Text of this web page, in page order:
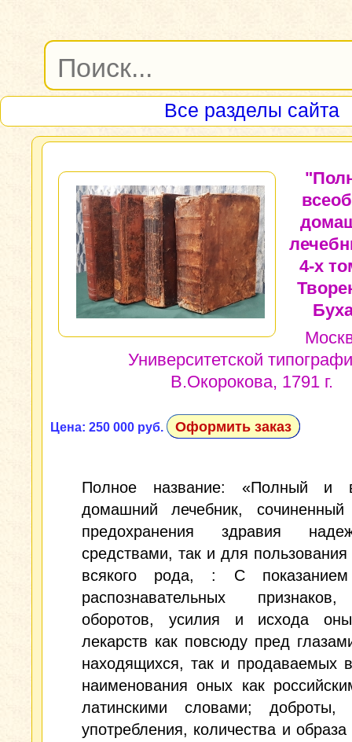
Все разделы сайта
4-х
Университетской
В.Окорокова, 1791 г.
Цена: 250 000 руб. Оформить заказ
Полное название: «Полный и
домашний лечебник,
предохранения здравия
средствами, так и для пользования
всякого рода, : С показанием
распознавательных
оборотов, усилия и исхода
лекарств как повсюду пред
находящихся, так и продаваемых
наименования оных как
латинскими словами; доброты,
употребления, количества и